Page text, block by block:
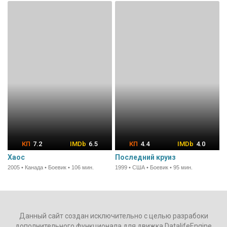
7.2 6.5
Хаос
2005 • Канада • Боевик • 106 мин.
4.4 4.0
Последний круиз
1999 • США • Боевик • 95 мин.
Данный сайт создан исключительно с целью разрабоки